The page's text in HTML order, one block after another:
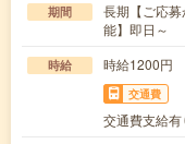
期間
長期【ご応
能】即日～
時給 時給1200円
交通費
交通費支給有